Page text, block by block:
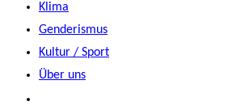
Klima
Genderismus
Kultur / Sport
Über uns